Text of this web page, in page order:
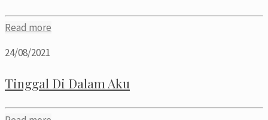
Read more
24/08/2021
Tinggal Di Dalam Aku